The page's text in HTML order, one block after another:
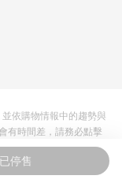
停售
依購物情報中的趨勢與
有時間差，請務必點擊
資訊以合作廠商網頁為